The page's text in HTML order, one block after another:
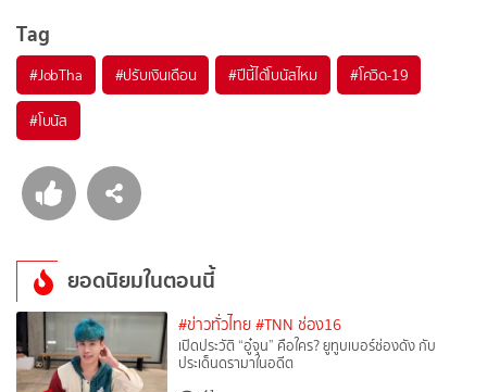
Tag
#JobTha #ปรับเงินเดือน #ปีนี้ได้โบนัสไหม #โควิด-19
#โบนัส
ยอดนิยมในตอนนี้
#ข่าวทั่วไทย #TNN ช่อง16
เปิดประวัติ “อู๋จุน” คือใคร? ยูทูบเบอร์ช่องดัง กับ
ประเด็นดรามาในอดีต